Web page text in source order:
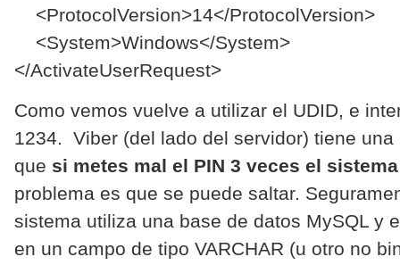
<ProtocolVersion>14</ProtocolVersion>
<System>Windows</System>
</ActivateUserRequest>
Como vemos vuelve a utilizar el UDID, e
1234. Viber (del lado del servidor) tiene una
que si metes mal el PIN 3 veces el
problema es que se puede saltar.
sistema utiliza una base de datos MySQL y
en un campo de tipo VARCHAR (u otro no